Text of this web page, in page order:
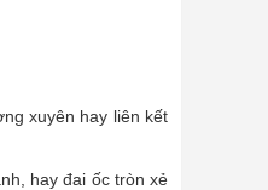
xuyên hay liên kết
hay đai ốc tròn xẻ